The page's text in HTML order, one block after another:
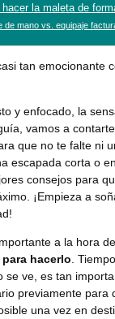
la maleta de
de mano vs. equipaje
tan emocionante
y enfocado, la
vamos a
que no te falte ni
escapada corta o
consejos para
¡Empieza a
a la hora
hacerlo .
se ve, es tan
previamente para
una vez en